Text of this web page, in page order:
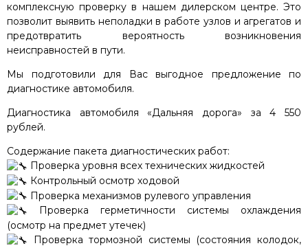
комплексную проверку в нашем дилерском центре. Это
позволит выявить неполадки в работе узлов и агрегатов и
предотвратить вероятность возникновения
неисправностей в пути.
Мы подготовили для Вас выгодное предложение по
диагностике автомобиля.
Диагностика автомобиля «Дальняя дорога» за 4 550
рублей.
Содержание пакета диагностических работ:
Проверка уровня всех технических жидкостей
Контрольный осмотр ходовой
Проверка механизмов рулевого управления
Проверка герметичности системы охлаждения
(осмотр на предмет утечек)
Проверка тормозной системы (состояния колодок,